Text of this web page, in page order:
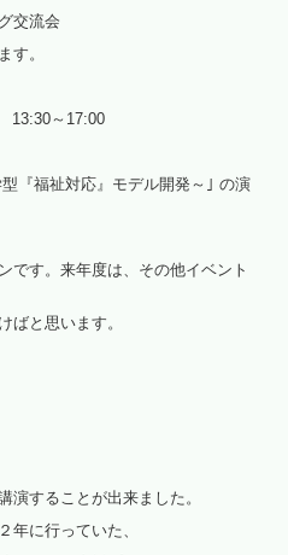
交流会
す。
13:30～17:00
『福祉対応』モデル開発～｣ の演
です。来年度は、その他イベント
ばと思います。
演することが出来ました。
年に行っていた、